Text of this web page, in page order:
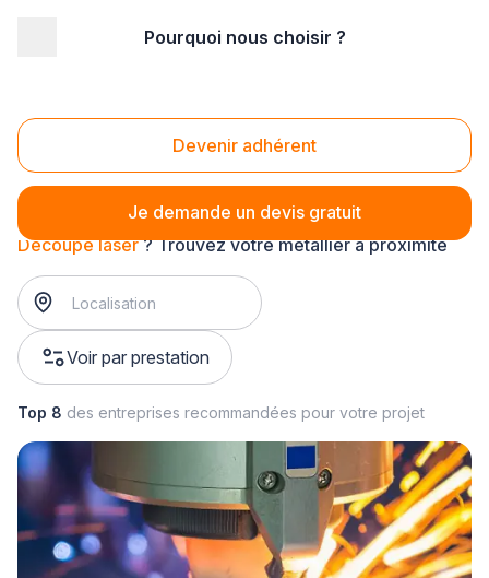
Pourquoi nous choisir ?
Devenir adhérent
Je demande un devis gratuit
Découpe laser
Découpe laser? Trouvez votre métallier à proximité
Voir par prestation
Top 8 des entreprises recommandées pour votre projet